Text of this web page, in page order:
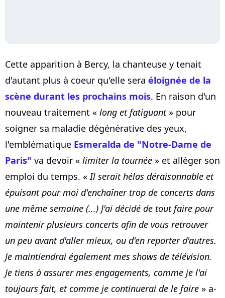
Cette apparition à Bercy, la chanteuse y tenait
d'autant plus à coeur qu'elle sera éloignée de la
scène durant les prochains mois. En raison d'un
nouveau traitement « long et fatiguant» pour
soigner sa maladie dégénérative des yeux,
l'emblématique Esmeralda de "Notre-Dame de
Paris" va devoir « limiter la tournée » et alléger son
emploi du temps. «Il serait hélas déraisonnable et
épuisant pour moi d'enchaîner trop de concerts dans
une même semaine (...) J'ai décidé de tout faire pour
maintenir plusieurs concerts afin de vous retrouver
un peu avant d'aller mieux, ou d'en reporter d'autres.
Je maintiendrai également mes shows de télévision.
Je tiens à assurer mes engagements, comme je l'ai
toujours fait, et comme je continuerai de le faire » a-